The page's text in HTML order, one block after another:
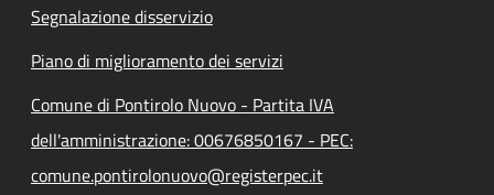
Segnalazione disservizio
Piano di miglioramento dei servizi
Comune di Pontirolo Nuovo - Partita IVA
dell'amministrazione: 00676850167 - PEC:
comune.pontirolonuovo@registerpec.it